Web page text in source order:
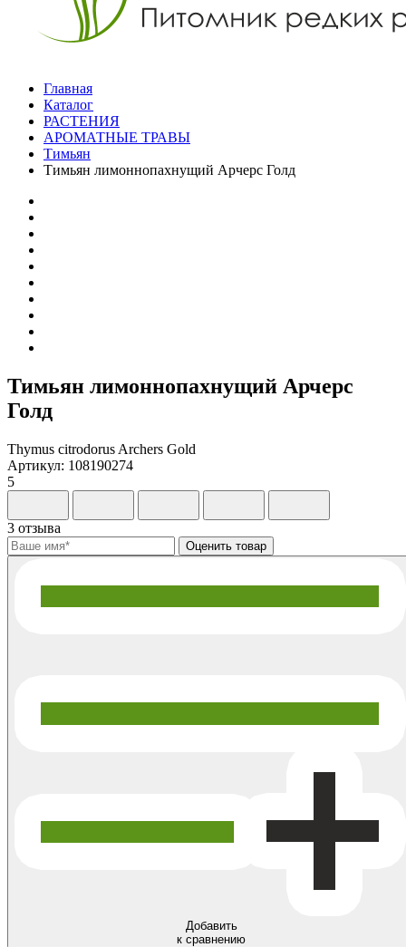
Главная
Каталог
РАСТЕНИЯ
АРОМАТНЫЕ ТРАВЫ
Тимьян
Тимьян лимоннопахнущий Арчерс Голд
Тимьян лимоннопахнущий Арчерс
Голд
Thymus citrodorus Archers Gold
Артикул: 108190274
5
3 отзыва
Добавить
к сравнению